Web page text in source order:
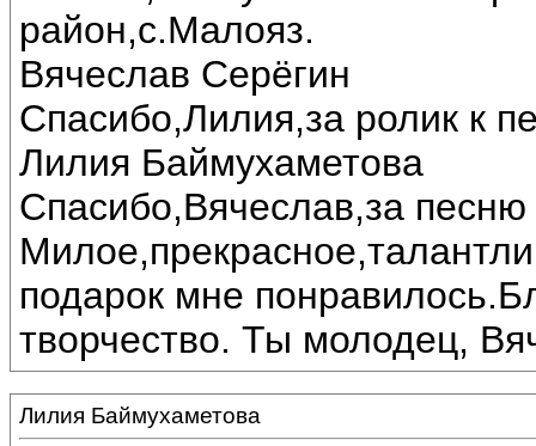
район,с.Малояз.
Вячеслав Серёгин
Спасибо,Лилия,за ролик к
Лилия Баймухаметова
Спасибо,Вячеслав,за песню
подарок мне
творчество. Ты молодец,
Лилия Баймухаметова